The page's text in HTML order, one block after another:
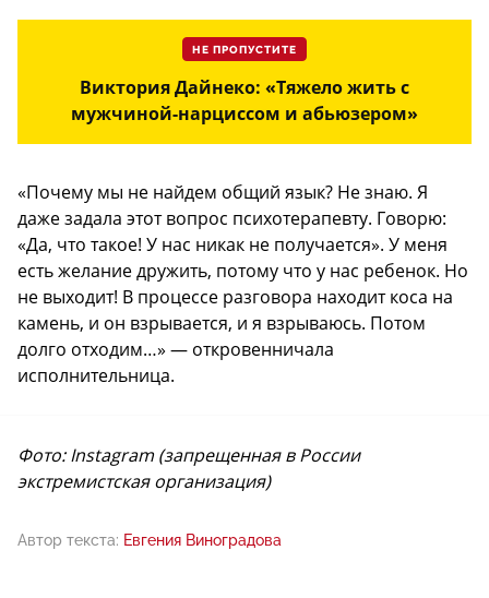
НЕ ПРОПУСТИТЕ
Виктория Дайнеко: «Тяжело жить с
мужчиной-нарциссом и абьюзером»
«Почему мы не найдем общий язык? Не знаю. Я
даже задала этот вопрос психотерапевту. Говорю:
«Да, что такое! У нас никак не получается». У меня
есть желание дружить, потому что у нас ребенок. Но
не выходит! В процессе разговора находит коса на
камень, и он взрывается, и я взрываюсь. Потом
долго отходим…» — откровенничала
исполнительница.
Фото: Instagram (запрещенная в России
экстремистская организация)
Автор текста: Евгения Виноградова